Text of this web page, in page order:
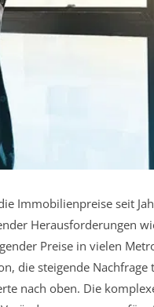
Immobilienpreise seit
Herausforderungen
Preise in vielen
die steigende
nach oben. Die